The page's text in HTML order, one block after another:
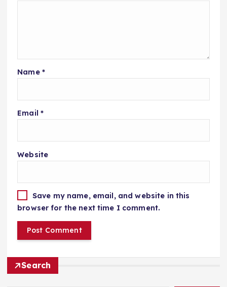
Name *
Email *
Website
Save my name, email, and website in this
browser for the next time I comment.
Search